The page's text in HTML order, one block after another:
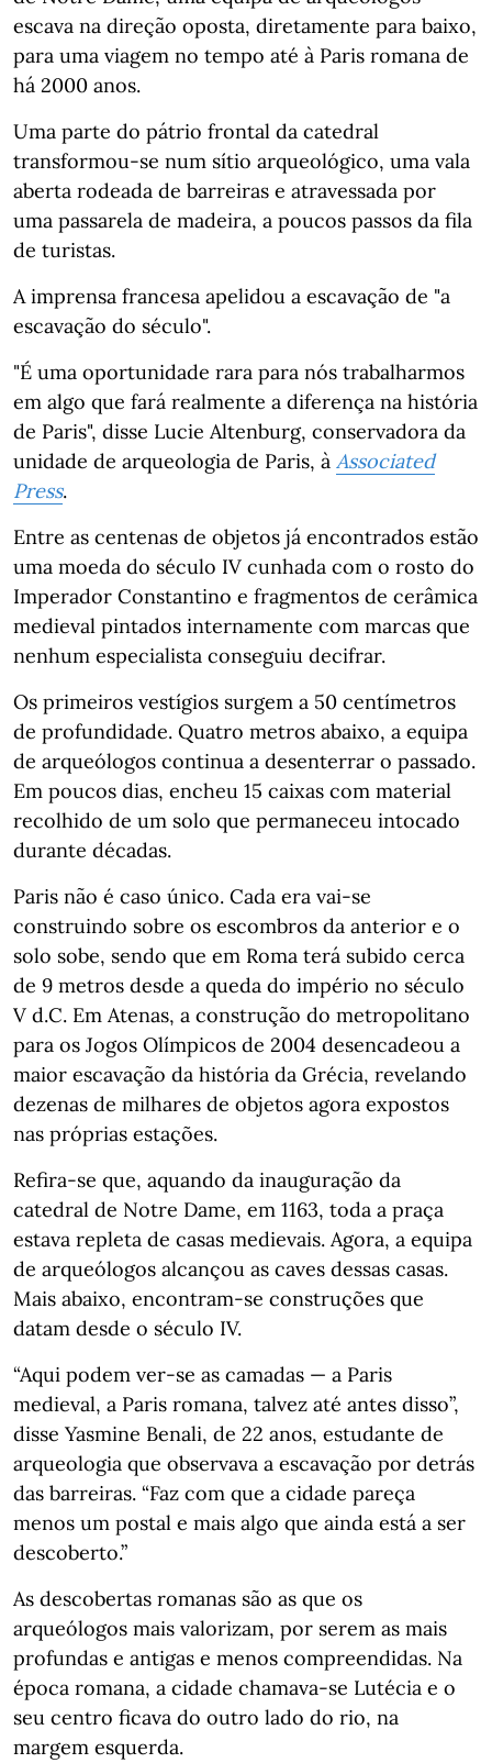
escava na direção oposta, diretamente para baixo,
para uma viagem no tempo até à Paris romana de
há 2000 anos.
Uma parte do pátrio frontal da catedral
transformou-se num sítio arqueológico, uma vala
aberta rodeada de barreiras e atravessada por
uma passarela de madeira, a poucos passos da fila
de turistas.
A imprensa francesa apelidou a escavação de "a
escavação do século".
"É uma oportunidade rara para nós trabalharmos
em algo que fará realmente a diferença na história
de Paris", disse Lucie Altenburg, conservadora da
unidade de arqueologia de Paris, à Associated
Press.
Entre as centenas de objetos já encontrados estão
uma moeda do século IV cunhada com o rosto do
Imperador Constantino e fragmentos de cerâmica
medieval pintados internamente com marcas que
nenhum especialista conseguiu decifrar.
Os primeiros vestígios surgem a 50 centímetros
de profundidade. Quatro metros abaixo, a equipa
de arqueólogos continua a desenterrar o passado.
Em poucos dias, encheu 15 caixas com material
recolhido de um solo que permaneceu intocado
durante décadas.
Paris não é caso único. Cada era vai-se
construindo sobre os escombros da anterior e o
solo sobe, sendo que em Roma terá subido cerca
de 9 metros desde a queda do império no século
V d.C. Em Atenas, a construção do metropolitano
para os Jogos Olímpicos de 2004 desencadeou a
maior escavação da história da Grécia, revelando
dezenas de milhares de objetos agora expostos
nas próprias estações.
Refira-se que, aquando da inauguração da
catedral de Notre Dame, em 1163, toda a praça
estava repleta de casas medievais. Agora, a equipa
de arqueólogos alcançou as caves dessas casas.
Mais abaixo, encontram-se construções que
datam desde o século IV.
“Aqui podem ver-se as camadas — a Paris
medieval, a Paris romana, talvez até antes disso”,
disse Yasmine Benali, de 22 anos, estudante de
arqueologia que observava a escavação por detrás
das barreiras. “Faz com que a cidade pareça
menos um postal e mais algo que ainda está a ser
descoberto.”
As descobertas romanas são as que os
arqueólogos mais valorizam, por serem as mais
profundas e antigas e menos compreendidas. Na
época romana, a cidade chamava-se Lutécia e o
seu centro ficava do outro lado do rio, na
margem esquerda.